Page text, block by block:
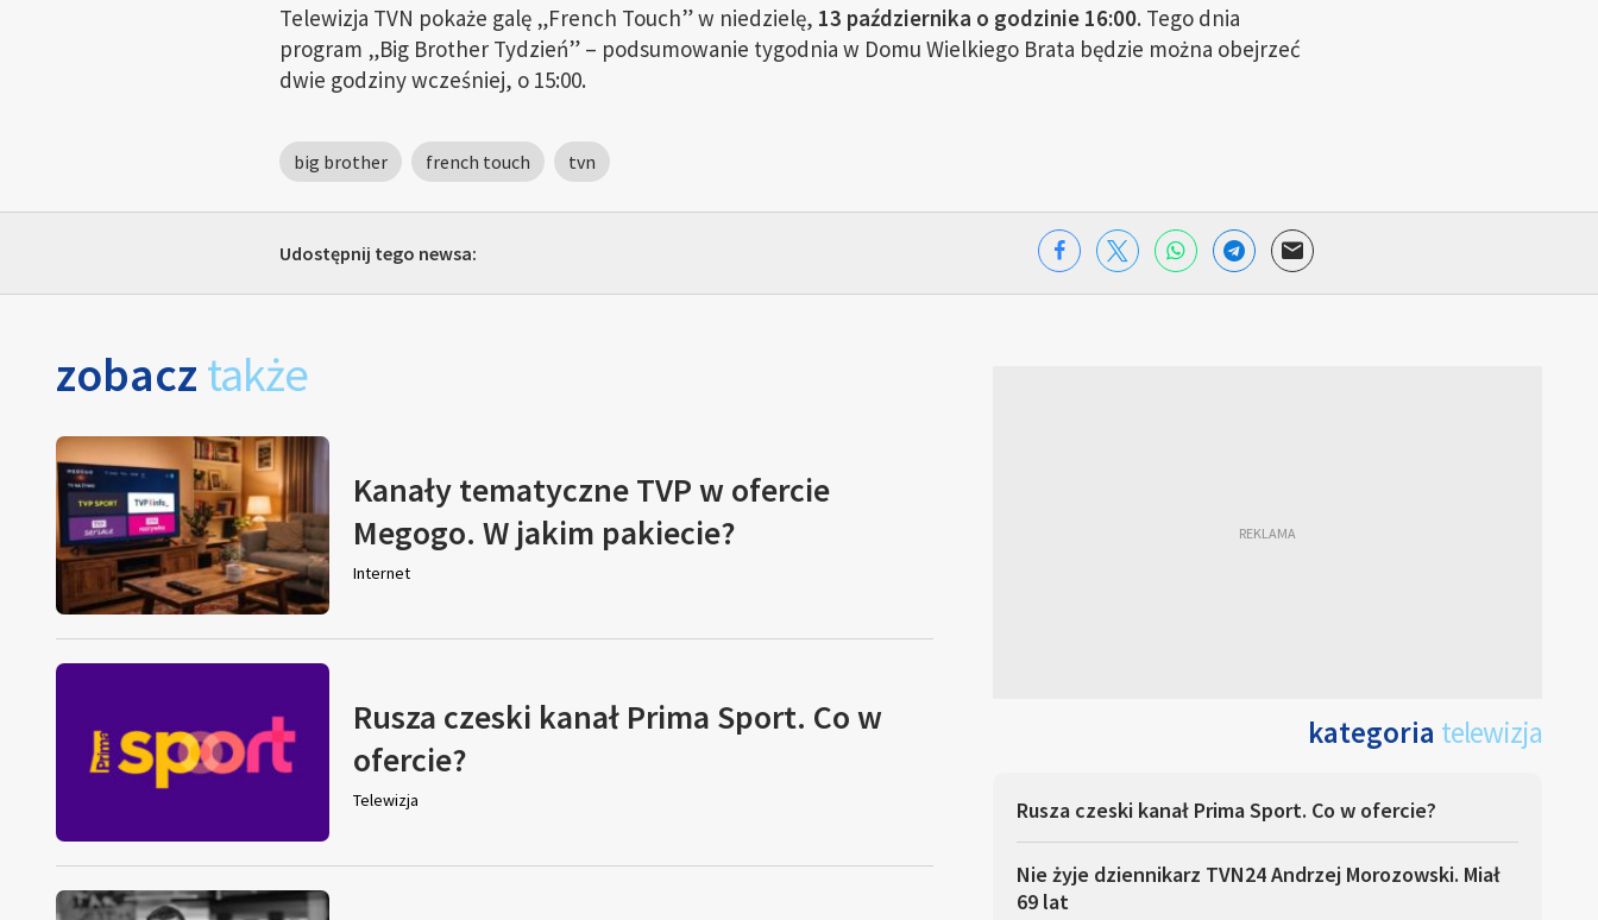
Telewizja TVN pokaże galę „French Touch” w niedzielę, 13 października o godzinie 16:00. Tego dnia
program „Big Brother Tydzień” – podsumowanie tygodnia w Domu Wielkiego Brata będzie można obejrzeć
dwie godziny wcześniej, o 15:00.
big brother french touch tvn
Udostępnij tego newsa:
zobacz także
Kanały tematyczne TVP w ofercie
Megogo. W jakim pakiecie?
Internet
Rusza czeski kanał Prima Sport. Co w
ofercie?
Telewizja
kategoria telewizja
Rusza czeski kanał Prima Sport. Co w ofercie?
Nie żyje dziennikarz TVN24 Andrzej Morozowski. Miał
69 lat